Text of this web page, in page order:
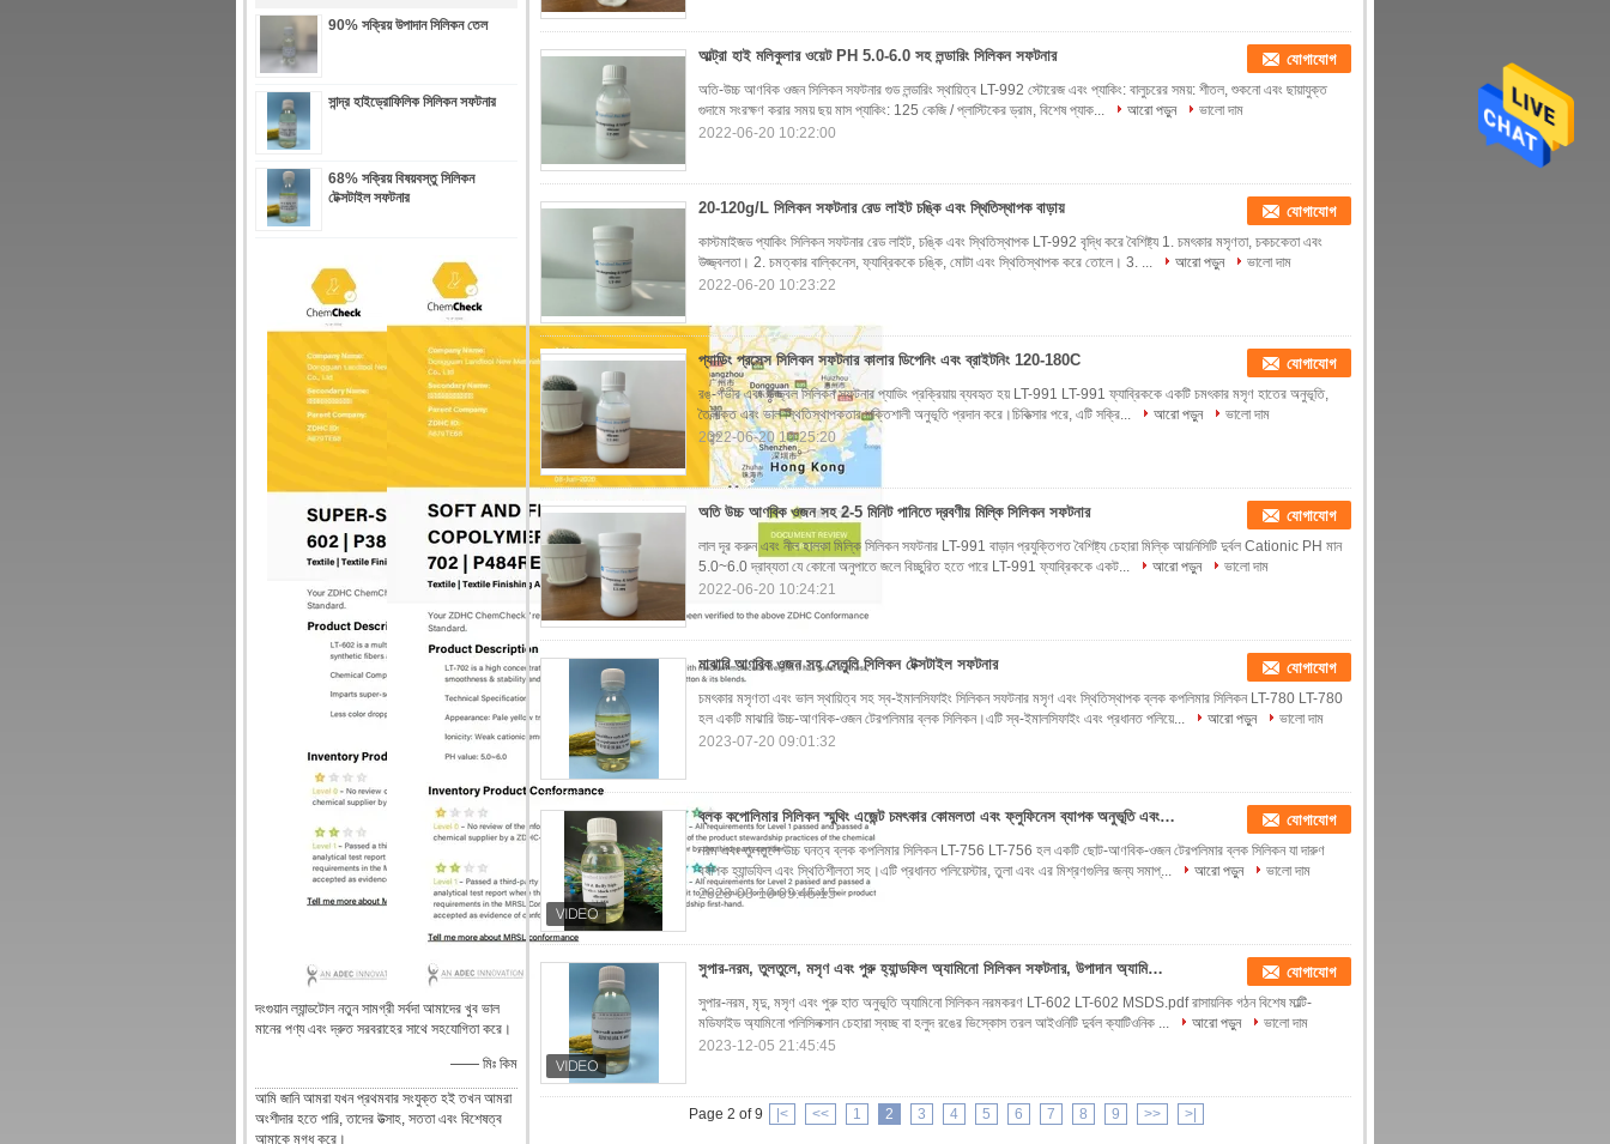
90% সক্রিয় উপাদান সিলিকন তেল
সান্দ্র হাইড্রোফিলিক সিলিকন সফটনার
68% সক্রিয় বিষয়বস্তু সিলিকন
টেক্সটাইল সফটনার
দংগুয়ান ল্যান্ডটোল নতুন সামগ্রী সর্বদা আমাদের খুব ভাল
মানের পণ্য এবং দ্রুত সরবরাহের সাথে সহযোগিতা করে।
—— মিঃ কিম
আমি জানি আমরা যখন প্রথমবার সংযুক্ত হই তখন আমরা
অংশীদার হতে পারি, তাদের উত্সাহ, সততা এবং বিশেষত্ব
আমাকে মুগ্ধ করে।
আল্ট্রা হাই মলিকুলার ওয়েট PH 5.0-6.0 সহ লন্ডারিং সিলিকন সফটনার যোগাযোগ
অতি-উচ্চ আণবিক ওজন সিলিকন সফটনার গুড লন্ডারিং স্থায়িত্ব LT-992 স্টোরেজ এবং প্যাকিং: বালুচরের সময়: শীতল, শুকনো এবং ছায়াযুক্ত
গুদামে সংরক্ষণ করার সময় ছয় মাস প্যাকিং: 125 কেজি / প্লাস্টিকের ড্রাম, বিশেষ প্যাক...
আরো পড়ুন
ভালো দাম
2022-06-20 10:22:00
20-120g/L সিলিকন সফটনার রেড লাইট চঙ্কি এবং স্থিতিস্থাপক বাড়ায় যোগাযোগ
কাস্টমাইজড প্যাকিং সিলিকন সফটনার রেড লাইট, চঙ্কি এবং স্থিতিস্থাপক LT-992 বৃদ্ধি করে বৈশিষ্ট্য 1. চমৎকার মসৃণতা, চকচকেতা এবং
উজ্জ্বলতা। 2. চমত্কার বাল্কিনেস, ফ্যাব্রিককে চঙ্কি, মোটা এবং স্থিতিস্থাপক করে তোলে। 3. ...
আরো পড়ুন
ভালো দাম
2022-06-20 10:23:22
প্যাডিং প্রসেস সিলিকন সফটনার কালার ডিপেনিং এবং ব্রাইটনিং 120-180C যোগাযোগ
রঙ-গভীর এবং উজ্জ্বল সিলিকন সফটনার প্যাডিং প্রক্রিয়ায় ব্যবহৃত হয় LT-991 LT-991 ফ্যাব্রিককে একটি চমৎকার মসৃণ হাতের অনুভূতি,
তৈলাক্ত এবং ভাল স্থিতিস্থাপকতার শক্তিশালী অনুভূতি প্রদান করে।চিকিত্সার পরে, এটি সক্রি...
আরো পড়ুন
ভালো দাম
2022-06-20 10:25:20
অতি উচ্চ আণবিক ওজন সহ 2-5 মিনিট পানিতে দ্রবণীয় মিল্কি সিলিকন সফটনার যোগাযোগ
লাল দূর করুন এবং নীল হালকা মিল্কি সিলিকন সফটনার LT-991 বাড়ান প্রযুক্তিগত বৈশিষ্ট্য চেহারা মিল্কি আয়নিসিটি দুর্বল Cationic PH মান
5.0~6.0 দ্রাব্যতা যে কোনো অনুপাতে জলে বিচ্ছুরিত হতে পারে LT-991 ফ্যাব্রিককে একট...
আরো পড়ুন
ভালো দাম
2022-06-20 10:24:21
মাঝারি আণবিক ওজন সহ সেলুলি সিলিকন টেক্সটাইল সফটনার যোগাযোগ
চমৎকার মসৃণতা এবং ভাল স্থায়িত্ব সহ স্ব-ইমালসিফাইং সিলিকন সফটনার মসৃণ এবং স্থিতিস্থাপক ব্লক কপলিমার সিলিকন LT-780 LT-780
হল একটি মাঝারি উচ্চ-আণবিক-ওজন টেরপলিমার ব্লক সিলিকন।এটি স্ব-ইমালসিফাইং এবং প্রধানত পলিয়ে...
আরো পড়ুন
ভালো দাম
2023-07-20 09:01:32
ব্লক কপোলিমার সিলিকন স্মুথিং এজেন্ট চমৎকার কোমলতা এবং ফ্লুফিনেস ব্যাপক অনুভূতি এবং স্থিতিশীলতা প্রদান করবে যোগাযোগ
নরম এবং তুলতুলে উচ্চ ঘনত্ব ব্লক কপলিমার সিলিকন LT-756 LT-756 হল একটি ছোট-আণবিক-ওজন টেরপলিমার ব্লক সিলিকন যা দারুণ
ব্যাপক হ্যান্ডফিল এবং স্থিতিশীলতা সহ।এটি প্রধানত পলিয়েস্টার, তুলা এবং এর মিশ্রণগুলির জন্য সমাপ্...
আরো পড়ুন
ভালো দাম
2023-03-10 09:45:15
সুপার-নরম, তুলতুলে, মসৃণ এবং পুরু হ্যান্ডফিল অ্যামিনো সিলিকন সফটনার, উপাদান অ্যামিনো মডিফাইড পলিসিলোক্সেন যোগাযোগ
সুপার-নরম, মৃদু, মসৃণ এবং পুরু হাত অনুভূতি অ্যামিনো সিলিকন নরমকরণ LT-602 LT-602 MSDS.pdf রাসায়নিক গঠন বিশেষ মাল্টি-
মডিফাইড অ্যামিনো পলিসিলক্সান চেহারা স্বচ্ছ বা হলুদ রঙের ভিস্কোস তরল আইওনিটি দুর্বল ক্যাটিওনিক ...
আরো পড়ুন
ভালো দাম
2023-12-05 21:45:45
Page 2 of 9 |< << 1 2 3 4 5 6 7 8 9 >> >|